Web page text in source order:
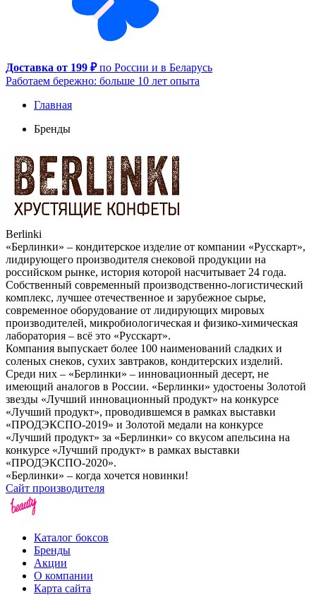
Доставка от 199 ₽по России и в Беларусь
Работаем бережно: больше 10 лет опыта
Главная
Бренды
Berlinki
«Берлинки» – кондитерское изделие от компании «Русскарт»,
лидирующего производителя снековой продукции на
российском рынке, история которой насчитывает 24 года.
Собственный современный производственно-логистический
комплекс, лучшее отечественное и зарубежное сырье,
современное оборудование от лидирующих мировых
производителей, микробиологическая и физико-химическая
лаборатория – всё это «Русскарт».
Компания выпускает более 100 наименований сладких и
соленых снеков, сухих завтраков, кондитерских изделий.
Среди них – «Берлинки» – инновационный десерт, не
имеющий аналогов в России. «Берлинки» удостоены Золотой
звезды «Лучший инновационный продукт» на конкурсе
«Лучший продукт», проводившемся в рамках выставки
«ПРОДЭКСПО-2019» и Золотой медали на конкурсе
«Лучший продукт» за «Берлинки» со вкусом апельсина на
конкурсе «Лучший продукт» в рамках выставки
«ПРОДЭКСПО-2020».
«Берлинки» – когда хочется новинки!
Сайт производителя
Каталог боксов
Бренды
Акции
О компании
Карта сайта